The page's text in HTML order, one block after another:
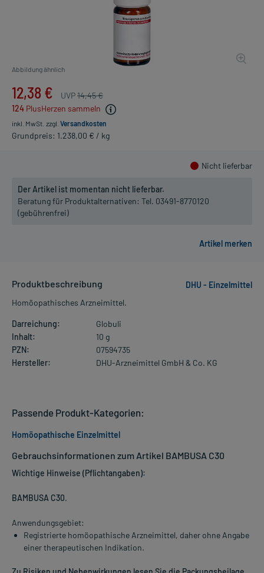
Abbildung ähnlich
12,38 € UVP14,45 €
124 PlusHerzen sammeln
inkl. MwSt. zzgl. Versandkosten
Grundpreis: 1.238,00 € / kg
Nicht lieferbar
Der Artikel ist momentan nicht lieferbar.
Beratung für Produktalternativen: Tel. 03491-8770120
(gebührenfrei)
Produktbeschreibung
DHU - Einzelmittel
Homöopathisches Arzneimittel.
Darreichung:
Globuli
Inhalt:
10 g
PZN:
07594735
Hersteller:
DHU-Arzneimittel GmbH & Co. KG
Gebrauchsinformationen zum Artikel BAMBUSA C30
Wichtige Hinweise (Pflichtangaben):
BAMBUSA C30.
Anwendungsgebiet:
Registrierte homöopathische Arzneimittel, daher ohne Angabe
einer therapeutischen Indikation.
Passende Produkt-Kategorien:
Homöopathische Einzelmittel